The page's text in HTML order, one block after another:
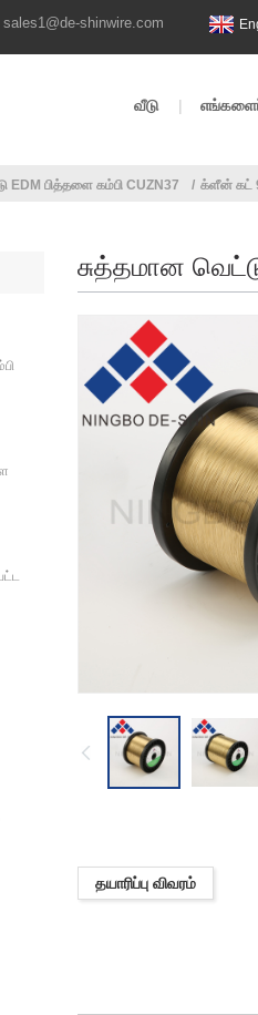
sales1@de-shinwire.com
வீடு
EDM பித்தளை கம்பி CUZN37 க்ளீன் கட்
சுத்தமான
தயாரிப்பு விவரம்